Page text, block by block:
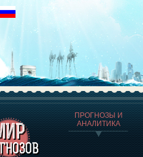
ПРОГНОЗЫ И
АНАЛИТИКА
ЧЕЛОВЕКА
ЛИЧНОСТЕЙ